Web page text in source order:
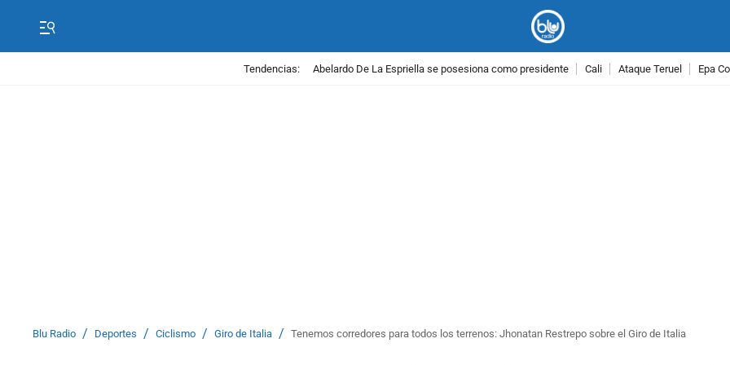
Tendencias: Abelardo De La Espriella se posesiona como presidente Cali Ataque Teruel Epa
Blu Radio / Deportes / Ciclismo / Giro de Italia / Tenemos corredores para todos los terrenos: Jhonatan Restrepo sobre el Giro de Italia